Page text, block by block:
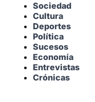
Sociedad
Cultura
Deportes
Política
Sucesos
Economía
Entrevistas
Crónicas